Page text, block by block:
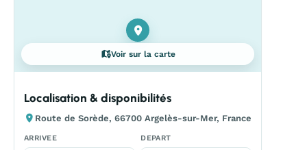
Voir sur la carte
Localisation & disponibilités
Route de Sorède, 66700 Argelès-sur-Mer, France
ARRIVEE DEPART